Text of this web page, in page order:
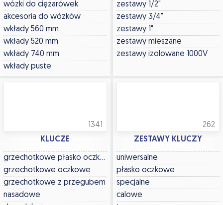
wózki do ciężarówek
akcesoria do wózków
wkłady 560 mm
wkłady 520 mm
wkłady 740 mm
wkłady puste
zestawy 1/2"
zestawy 3/4"
zestawy 1"
zestawy mieszane
zestawy izolowane 1000V
1341
KLUCZE
grzechotkowe płasko oczkowe
grzechotkowe oczkowe
grzechotkowe z przegubem
nasadowe
262
ZESTAWY KLUCZY
uniwersalne
płasko oczkowe
specjalne
calowe